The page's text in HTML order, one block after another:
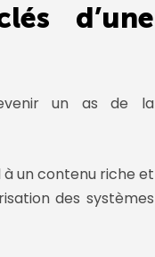
d’une
un as de la
à un contenu riche et
des systèmes